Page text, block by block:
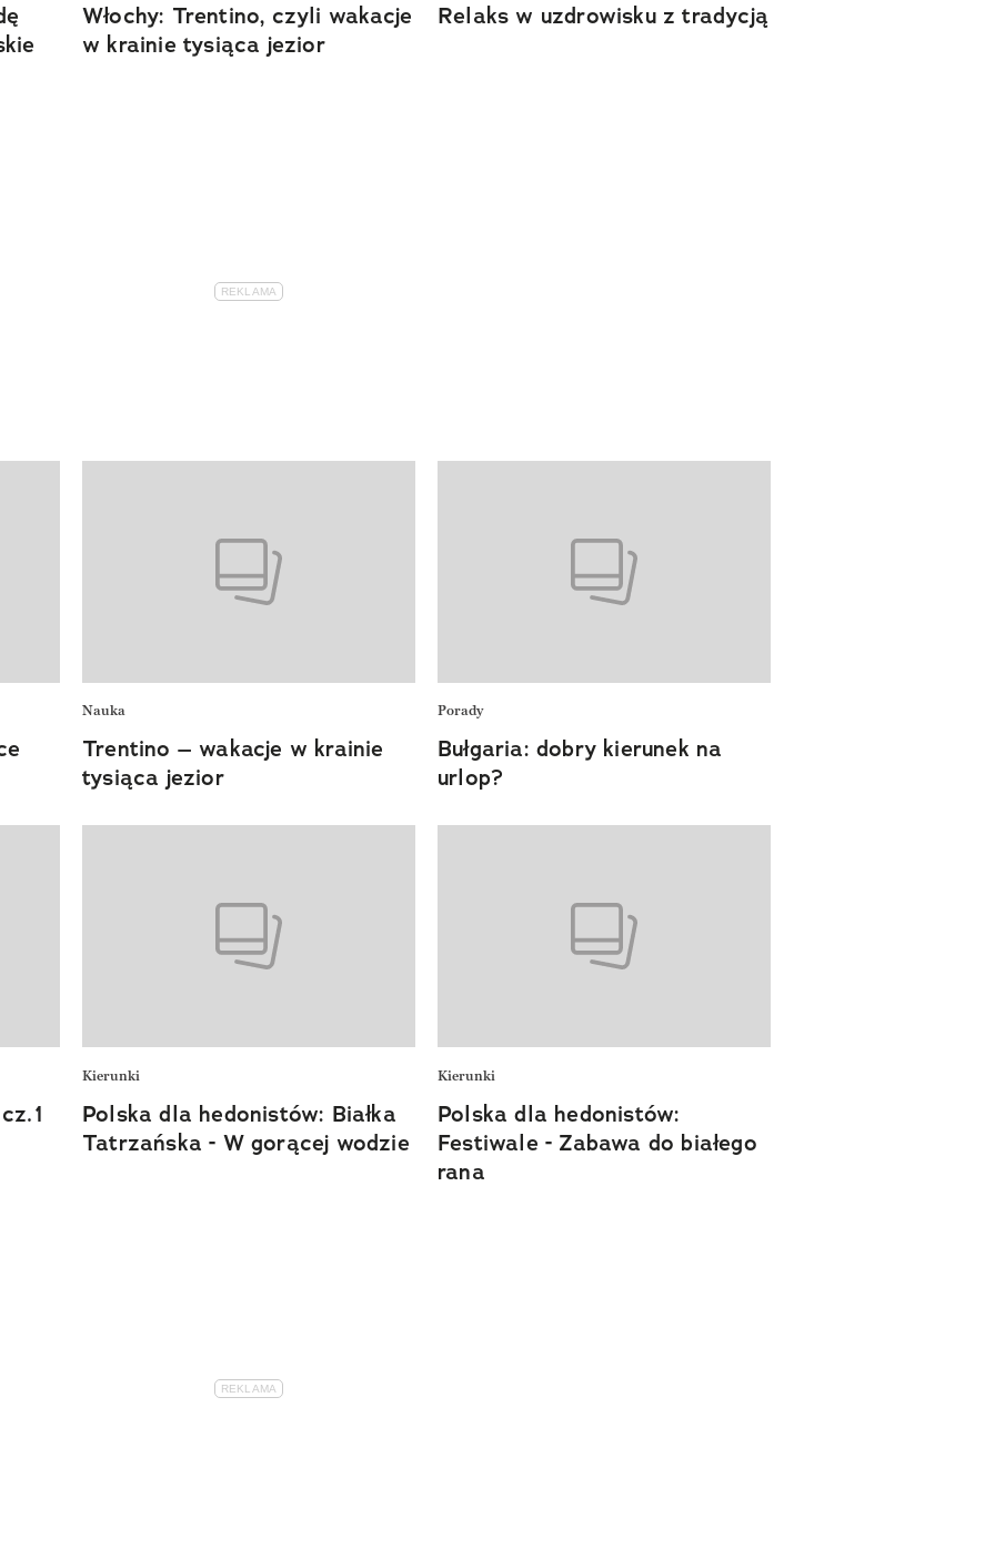
Włochy: Trentino, czyli wakacje
w krainie tysiąca jezior
Relaks w uzdrowisku z tradycją
Nauka
Trentino – wakacje w krainie
tysiąca jezior
Porady
Bułgaria: dobry kierunek na
urlop?
Kierunki
Polska dla hedonistów: Białka
Tatrzańska - W gorącej wodzie
Kierunki
Polska dla hedonistów:
Festiwale - Zabawa do białego
rana